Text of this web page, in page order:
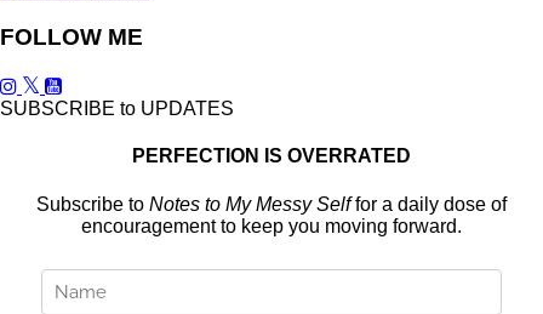
FOLLOW ME
SUBSCRIBE to UPDATES
PERFECTION IS OVERRATED
Subscribe to Notes to My Messy Selffor a daily dose of
encouragement to keep you moving forward.